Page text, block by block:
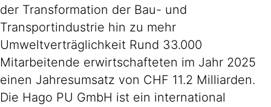
der Transformation der Bau- und
Transportindustrie hin zu mehr
Umweltverträglichkeit Rund 33.000
Mitarbeitende erwirtschafteten im Jahr 2025
einen Jahresumsatz von CHF 11.2 Milliarden.
Die Hago PU GmbH ist ein international